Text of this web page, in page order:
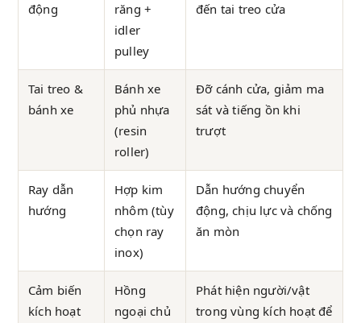
động
răng +
idler
pulley
đến tai treo cửa
Tai treo &
bánh xe
Bánh xe
phủ nhựa
(resin
roller)
Đỡ cánh cửa, giảm ma
sát và tiếng ồn khi
trượt
Ray dẫn
hướng
Hợp kim
nhôm (tùy
chọn ray
inox)
Dẫn hướng chuyển
động, chịu lực và chống
ăn mòn
Cảm biến
kích hoạt
Hồng
ngoại chủ
Phát hiện người/vật
trong vùng kích hoạt để